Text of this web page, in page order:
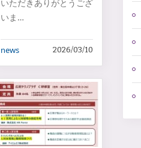
いただきありがとうござ
いま
す。
news 2026/03/10